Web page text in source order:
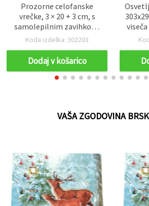
Prozorne celofanske
vrečke, 3 × 20 + 3 cm, s
samolepilnim zavihkom,
30 µm – paket 200 kosov
Koda izdelka: 302203
Dodaj v košarico
VAŠA ZGODOVINA